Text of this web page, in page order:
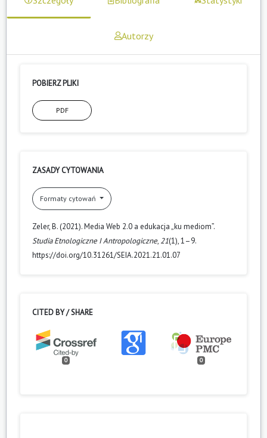
Autorzy
POBIERZ PLIKI
PDF
ZASADY CYTOWANIA
Formaty cytowań
Zeler, B. (2021). Media Web 2.0 a edukacja „ku mediom”.
Studia Etnologiczne I Antropologiczne, 21(1), 1–9.
https://doi.org/10.31261/SEIA.2021.21.01.07
CITED BY / SHARE
0 0